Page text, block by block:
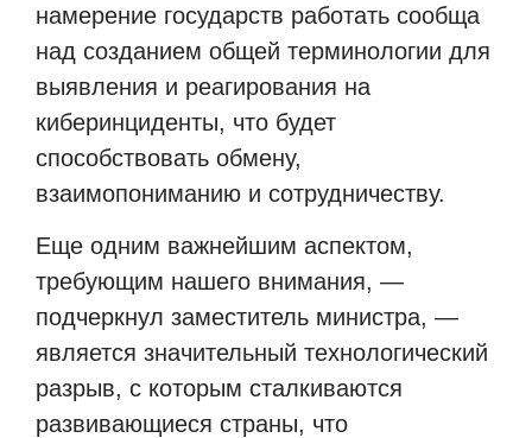
намерение государств работать сообща
над созданием общей терминологии для
выявления и реагирования на
киберинциденты, что будет
способствовать обмену,
взаимопониманию и сотрудничеству.
Еще одним важнейшим аспектом,
требующим нашего внимания, —
подчеркнул заместитель министра, —
является значительный технологический
разрыв, с которым сталкиваются
развивающиеся страны, что